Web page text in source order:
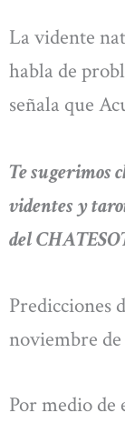
La vidente
habla de
señala que
Te sugerimos
videntes y
del
Predicciones
noviembre de
Por medio de